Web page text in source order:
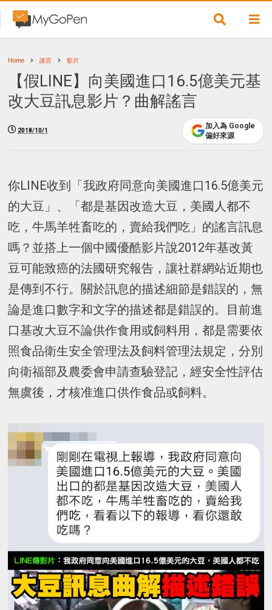
Home 謠言 影片
【假LINE】向美國進口16.5億美元基
改大豆訊息影片？曲解謠言
2018/10/1
加入為 Google
偏好來源
你LINE收到「我政府同意向美國進口16.5億美元
的大豆」、「都是基因改造大豆，美國人都不
吃，牛馬羊牲畜吃的，賣給我們吃」的謠言訊息
嗎？並搭上一個中國優酷影片說2012年基改黃
豆可能致癌的法國研究報告，讓社群網站近期也
是傳到不行。關於訊息的描述細節是錯誤的，無
論是進口數字和文字的描述都是錯誤的。目前進
口基改大豆不論供作食用或飼料用，都是需要依
照食品衛生安全管理法及飼料管理法規定，分別
向衛福部及農委會申請查驗登記，經安全性評估
無虞後，才核准進口供作食品或飼料。